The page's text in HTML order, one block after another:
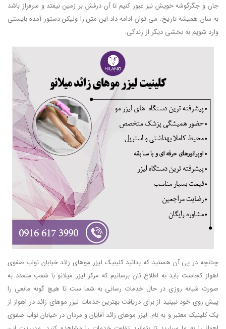
جان و جگرگوشه خویش نیز عبور کنیم تا آن درفش بر زمین نیفتد و سرفراز باشد
به سان همیشه تاریخ. می توان ادامه داد این متن را ولیکن دستور آمده بایستی
وارد شویم به بخشی دیگر از زندگی.
چنانچه در پی آن هستید که بدانید کلینیک لیزر موهای زائد خیابان نواب صفوی
اهواز کجاست باید به اطلاع تان برسانیم که مرکز لیزر میلانو با شعب متعدد به
صورت شبانه روزی در حال خدمات رسانی به شما ست تا هیچ گونه مانعی را
پیش روی خود نبینید از برای دریافت بهترین خدمات لیزر موهای زائد در اهواز از
یک کلینیک معتبر و به نام. لیزر موهای زائد آقایان و مردان در خیابان نواب صفوی